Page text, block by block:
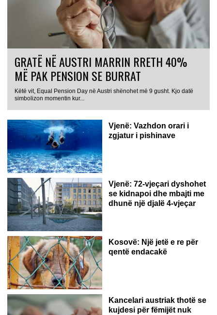
GRATË NË AUSTRI MARRIN RRETH 40%
MË PAK PENSION SE BURRAT
Këtë vit, Equal Pension Day në Austri shënohet më 9 gusht. Kjo datë
simbolizon momentin kur...
Vjenë: Vazhdon orari i
zgjatur i pishinave
Vjenë: 72-vjeçari dyshohet
se kidnapoi dhe mbajti me
dhunë një djalë 4-vjeçar
Kosovë: Një jetë e re për
qentë endacakë
Kancelari austriak thotë se
kujdesi për fëmijët nuk